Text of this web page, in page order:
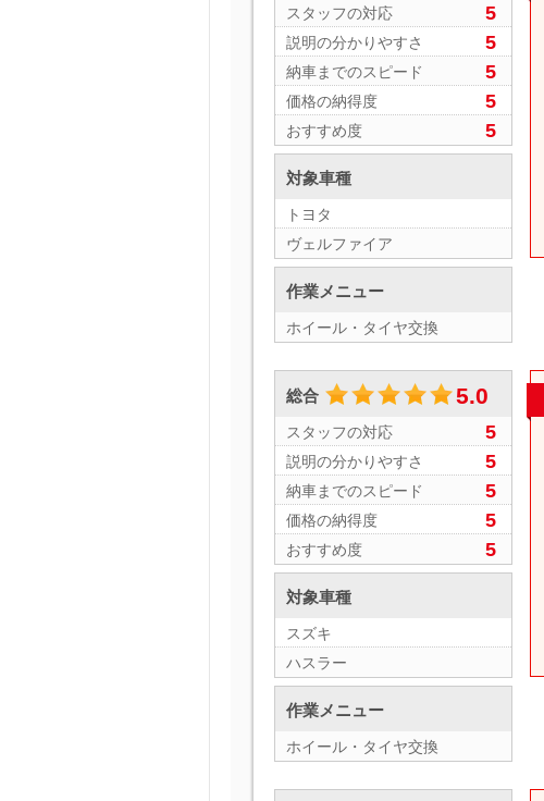
スタッフの対応 5
説明の分かりやすさ 5
納車までのスピード 5
価格の納得度 5
おすすめ度 5
対象車種
トヨタ
ヴェルファイア
作業メニュー
ホイール・タイヤ交換
総合 5.0
スタッフの対応 5
説明の分かりやすさ 5
納車までのスピード 5
価格の納得度 5
おすすめ度 5
対象車種
スズキ
ハスラー
作業メニュー
ホイール・タイヤ交換